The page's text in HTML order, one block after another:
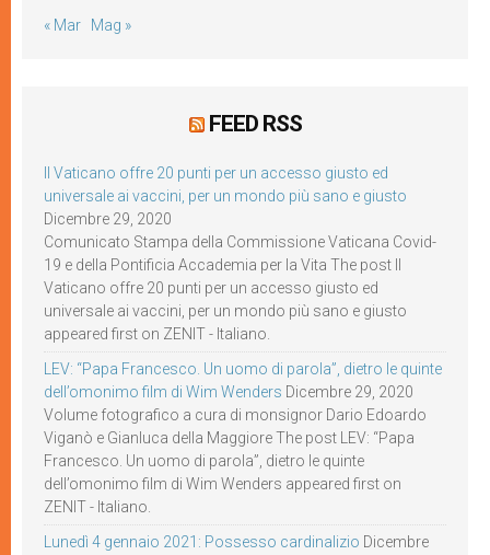
« Mar Mag »
FEED RSS
Il Vaticano offre 20 punti per un accesso giusto ed
universale ai vaccini, per un mondo più sano e giusto
Dicembre 29, 2020
Comunicato Stampa della Commissione Vaticana Covid-
19 e della Pontificia Accademia per la Vita The post Il
Vaticano offre 20 punti per un accesso giusto ed
universale ai vaccini, per un mondo più sano e giusto
appeared first on ZENIT - Italiano.
LEV: “Papa Francesco. Un uomo di parola”, dietro le quinte
dell’omonimo film di Wim Wenders Dicembre 29, 2020
Volume fotografico a cura di monsignor Dario Edoardo
Viganò e Gianluca della Maggiore The post LEV: “Papa
Francesco. Un uomo di parola”, dietro le quinte
dell’omonimo film di Wim Wenders appeared first on
ZENIT - Italiano.
Lunedì 4 gennaio 2021: Possesso cardinalizio Dicembre